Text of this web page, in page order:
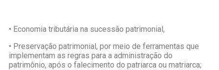
• Economia tributária na sucessão patrimonial,
• Preservação patrimonial, por meio de ferramentas que
implementam as regras para a administração do
patrimônio, após o falecimento do patriarca ou matriarca;